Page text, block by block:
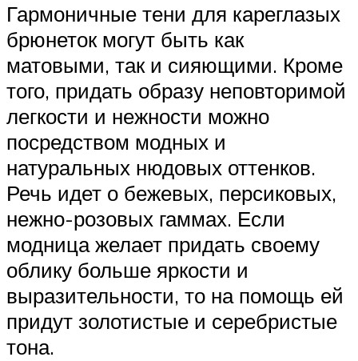
Гармоничные тени для кареглазых
брюнеток могут быть как
матовыми, так и сияющими. Кроме
того, придать образу неповторимой
легкости и нежности можно
посредством модных и
натуральных нюдовых оттенков.
Речь идет о бежевых, персиковых,
нежно-розовых гаммах. Если
модница желает придать своему
облику больше яркости и
выразительности, то на помощь ей
придут золотистые и серебристые
тона.